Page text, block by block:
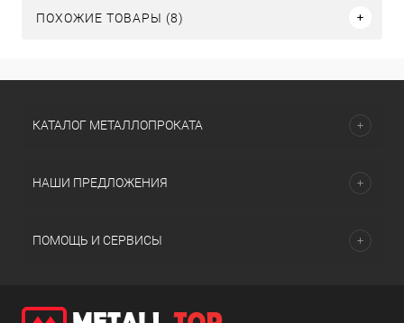
ПОХОЖИЕ ТОВАРЫ (8)
КАТАЛОГ МЕТАЛЛОПРОКАТА
НАШИ ПРЕДЛОЖЕНИЯ
ПОМОЩЬ И СЕРВИСЫ